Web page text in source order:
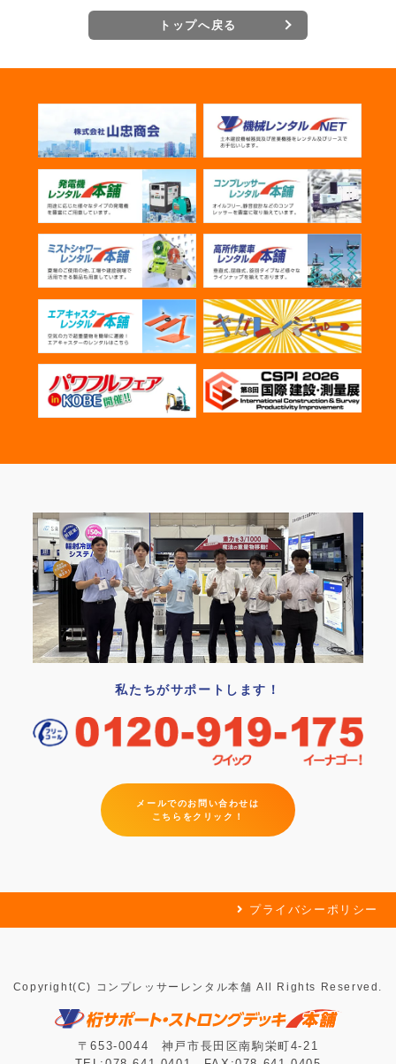
トップへ戻る
私たちがサポートします！
メールでのお問い合わせは
こちらをクリック！
プライバシーポリシー
Copyright(C) コンプレッサーレンタル本舗 All Rights Reserved.
〒653-0044 神戸市長田区南駒栄町4-21